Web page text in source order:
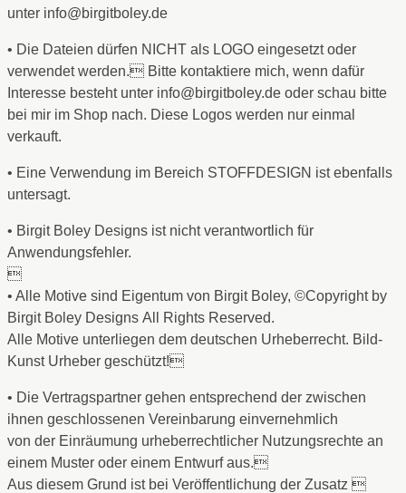
unter info@birgitboley.de
• Die Dateien dürfen NICHT als LOGO eingesetzt oder
verwendet werden. Bitte kontaktiere mich, wenn dafür
Interesse besteht unter info@birgitboley.de oder schau bitte
bei mir im Shop nach. Diese Logos werden nur einmal
verkauft.
• Eine Verwendung im Bereich STOFFDESIGN ist ebenfalls
untersagt.
• Birgit Boley Designs ist nicht verantwortlich für
Anwendungsfehler.

• Alle Motive sind Eigentum von Birgit Boley, ©Copyright by
Birgit Boley Designs All Rights Reserved.
Alle Motive unterliegen dem deutschen Urheberrecht. Bild-
Kunst Urheber geschützt!
• Die Vertragspartner gehen entsprechend der zwischen
ihnen geschlossenen Vereinbarung einvernehmlich
von der Einräumung urheberrechtlicher Nutzungsrechte an
einem Muster oder einem Entwurf aus.
Aus diesem Grund ist bei Veröffentlichung der Zusatz 